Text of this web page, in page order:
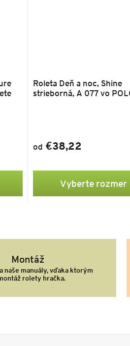
Roleta Deň a noc, Shine
strieborná, A 077 vo
od €38,22
Vyberte rozmer
Montáž
naše manuály, vďaka ktorým
rolety hračka.